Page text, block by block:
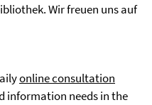
Wir freuen uns auf
online consultation
information needs in the